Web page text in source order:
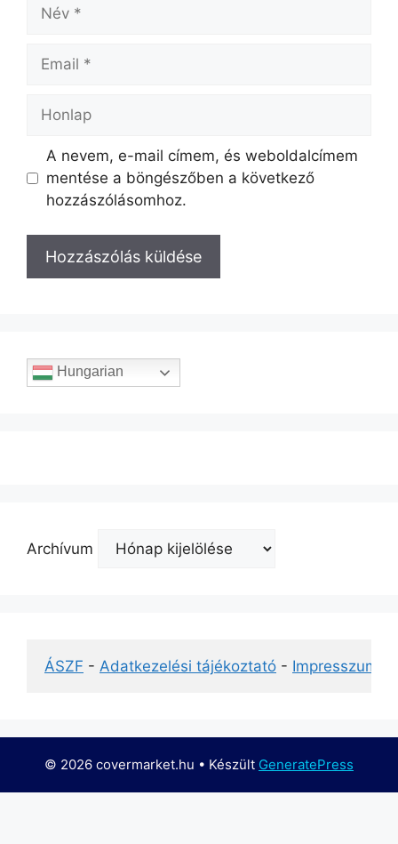
A nevem, e-mail címem, és weboldalcímem
mentése a böngészőben a következő
hozzászólásomhoz.
Hungarian
Archívum
ÁSZF - Adatkezelési tájékoztató - Impresszum
© 2026 covermarket.hu • Készült GeneratePress